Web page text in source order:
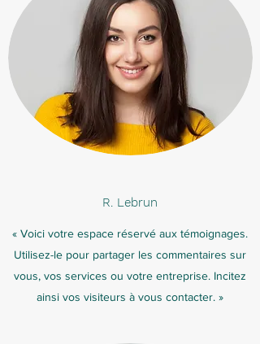
R. Lebrun
« Voici votre espace réservé aux témoignages.
Utilisez-le pour partager les commentaires sur
vous, vos services ou votre entreprise. Incitez
ainsi vos visiteurs à vous contacter. »